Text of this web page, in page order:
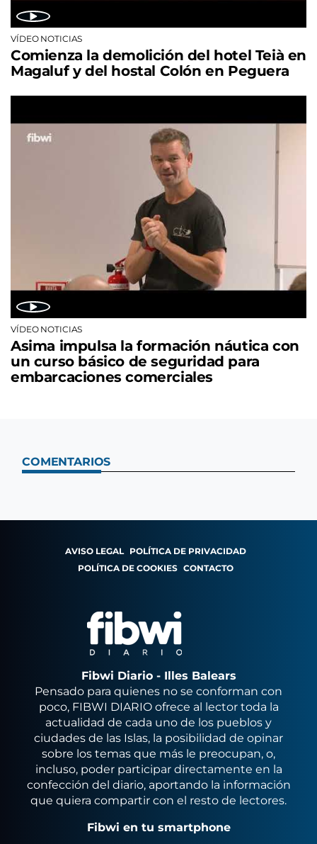
VÍDEO NOTICIAS
Comienza la demolición del hotel Teià en
Magaluf y del hostal Colón en Peguera
VÍDEO NOTICIAS
Asima impulsa la formación náutica con
un curso básico de seguridad para
embarcaciones comerciales
COMENTARIOS
AVISO LEGAL POLÍTICA DE PRIVACIDAD
POLÍTICA DE COOKIES CONTACTO
Fibwi Diario - Illes Balears
Pensado para quienes no se conforman con
poco, FIBWI DIARIO ofrece al lector toda la
actualidad de cada uno de los pueblos y
ciudades de las Islas, la posibilidad de opinar
sobre los temas que más le preocupan, o,
incluso, poder participar directamente en la
confección del diario, aportando la información
que quiera compartir con el resto de lectores.
Fibwi en tu smartphone